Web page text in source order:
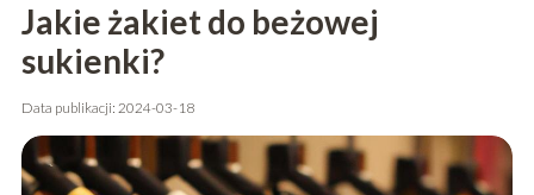
Jakie żakiet do beżowej
sukienki?
Data publikacji: 2024-03-18